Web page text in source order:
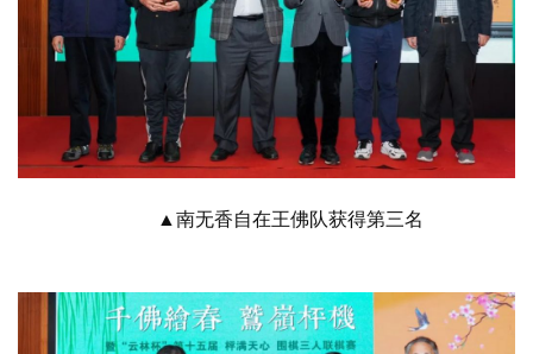
▲南无香自在王佛队获得第三名